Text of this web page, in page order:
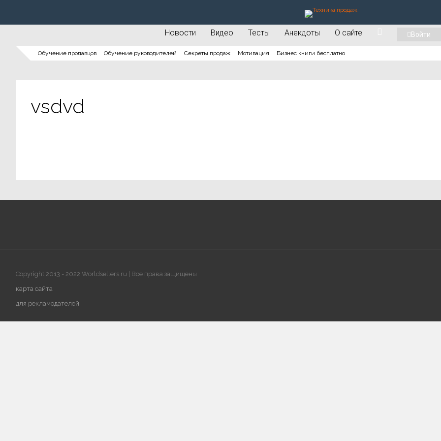
Новости Видео Тесты Анекдоты О сайте Войти
Обучение продавцов Обучение руководителей Секреты продаж Мотивация Бизнес книги бесплатно
vsdvd
Copyright 2013 - 2022 Worldsellers.ru | Все права защищены
карта сайта
для рекламодателей